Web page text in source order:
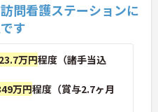
問看護ステーションに
す
万円程度（諸手当込
万円程度（賞与2.7ヶ月